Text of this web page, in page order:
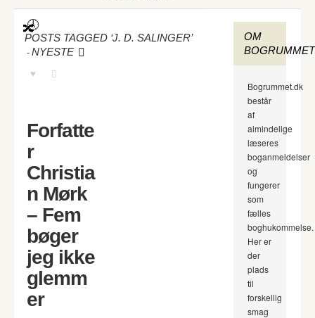
POSTS TAGGED ‘J. D. SALINGER’
-NYESTE
Forfatte
r
Christia
n Mørk
– Fem
bøger
jeg ikke
glemm
er
OM
BOGRUMMET
Bogrummet.dk
består
af
almindelige
læseres
boganmeldelser
og
fungerer
som
fælles
boghukommelse.
Her er
der
plads
til
forskellig
smag